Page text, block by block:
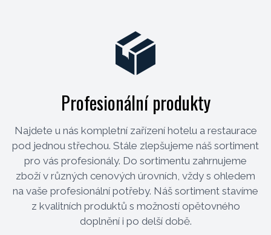
Profesionální produkty
Najdete u nás kompletní zařízení hotelu a restaurace
pod jednou střechou. Stále zlepšujeme náš sortiment
pro vás profesionály. Do sortimentu zahrnujeme
zboží v různých cenových úrovních, vždy s ohledem
na vaše profesionální potřeby. Náš sortiment stavíme
z kvalitních produktů s možností opětovného
doplnění i po delší době.